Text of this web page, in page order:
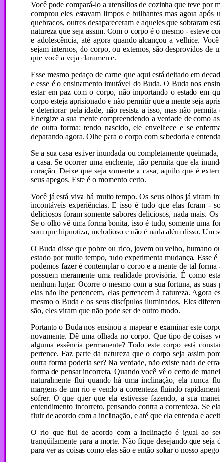
Você pode compará-lo a utensílios de cozinha que teve por
comprou eles estavam limpos e brilhantes mas agora
quebrados, outros desapareceram e aqueles que sobraram
natureza que seja assim. Com o corpo é o mesmo - esteve
e adolescência, até agora quando alcançou a velhice.
sejam internos, do corpo, ou externos, são desprovidos de
que você a veja claramente.
Esse mesmo pedaço de carne que aqui está deitado em
e esse é o ensinamento imutável do Buda. O Buda nos
estar em paz com o corpo, não importando o estado em
corpo esteja aprisionado e não permitir que a mente seja
e deteriorar pela idade, não resista a isso, mas não
Energize a sua mente compreendendo a verdade de como
de outra forma: tendo nascido, ele envelhece e se
deparando agora. Olhe para o corpo com sabedoria e
Se a sua casa estiver inundada ou completamente
a casa. Se ocorrer uma enchente, não permita que ela
coração. Deixe que seja somente a casa, aquilo que é
seus apegos. Este é o momento certo.
Você já está viva há muito tempo. Os seus olhos já viram
incontáveis experiências. E isso é tudo que elas foram -
deliciosos foram somente sabores deliciosos, nada mais.
Se o olho vê uma forma bonita, isso é tudo, somente uma
som que hipnotiza, melodioso e não é nada além disso. Um
O Buda disse que pobre ou rico, jovem ou velho, humano
estado por muito tempo, tudo experimenta mudança. Esse
podemos fazer é contemplar o corpo e a mente de tal
possuem meramente uma realidade provisória. É como
nenhum lugar. Ocorre o mesmo com a sua fortuna, as
elas não lhe pertencem, elas pertencem à natureza. Agora
mesmo o Buda e os seus discípulos iluminados. Eles
são, eles viram que não pode ser de outro modo.
Portanto o Buda nos ensinou a mapear e examinar este
novamente. Dê uma olhada no corpo. Que tipo de coisas
alguma essência permanente? Todo este corpo está
pertence. Faz parte da natureza que o corpo seja assim
outra forma poderia ser? Na verdade, não existe nada de
forma de pensar incorreta. Quando você vê o certo de
naturalmente flui quando há uma inclinação, ela nunca
margens de um rio e vendo a correnteza fluindo
sofrer. O que quer que ela estivesse fazendo, a sua
entendimento incorreto, pensando contra a correnteza. Se
fluir de acordo com a inclinação, e até que ela entenda e
O rio que flui de acordo com a inclinação é igual ao
tranqüilamente para a morte. Não fique desejando que
para ver as coisas como elas são e então soltar o nosso